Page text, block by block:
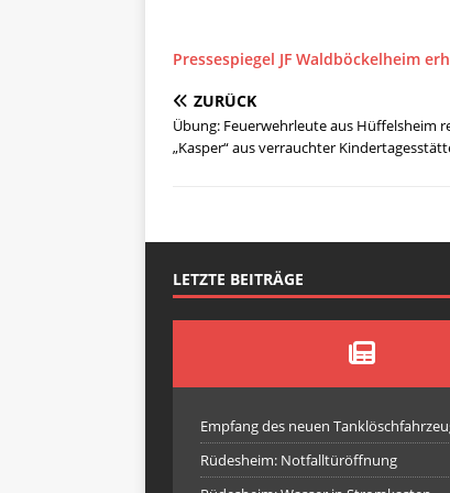
Pressespiegel JF Waldböckelheim
ZURÜCK
Übung: Feuerwehrleute aus Hüffelsheim
„Kasper“ aus verrauchter
LETZTE BEITRÄGE
Empfang des neuen
Rüdesheim: Notfalltüröffnung